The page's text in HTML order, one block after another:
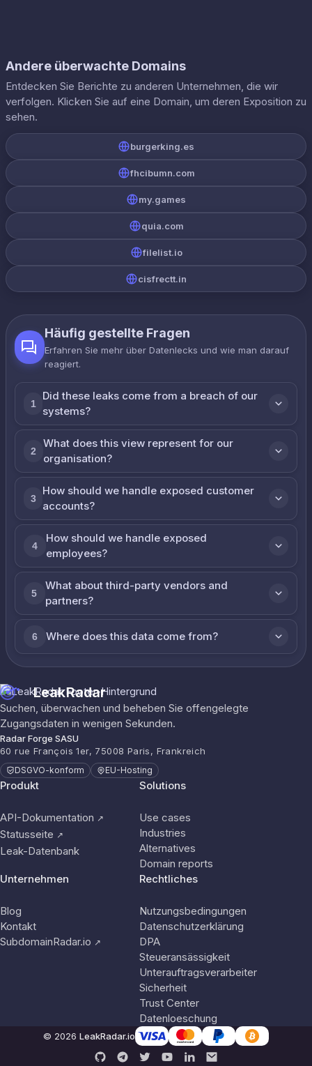
Andere überwachte Domains
Entdecken Sie Berichte zu anderen Unternehmen, die wir
verfolgen. Klicken Sie auf eine Domain, um deren Exposition zu
sehen.
burgerking.es
fhcibumn.com
my.games
quia.com
filelist.io
cisfrectt.in
Häufig gestellte Fragen
Erfahren Sie mehr über Datenlecks und wie man darauf
reagiert.
1
Did these leaks come from a breach of our
systems?
2
What does this view represent for our
organisation?
3
How should we handle exposed customer
accounts?
4
How should we handle exposed
employees?
5
What about third-party vendors and
partners?
6 Where does this data come from?
LeakRadar
Suchen, überwachen und beheben Sie offengelegte
Zugangsdaten in wenigen Sekunden.
Radar Forge SASU
60 rue François 1er, 75008 Paris, Frankreich
DSGVO-konform EU-Hosting
Produkt
API-Dokumentation ↗
Statusseite ↗
Leak-Datenbank
Solutions
Use cases
Industries
Alternatives
Domain reports
Unternehmen
Blog
Kontakt
SubdomainRadar.io ↗
Rechtliches
Nutzungsbedingungen
Datenschutzerklärung
DPA
Steueransässigkeit
Unterauftragsverarbeiter
Sicherheit
Trust Center
Datenloeschung
© 2026 LeakRadar.io